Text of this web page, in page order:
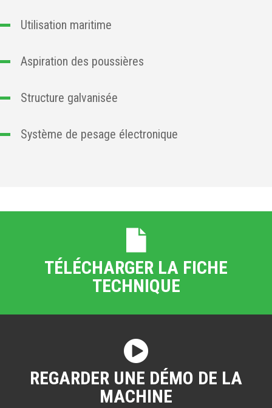
Utilisation maritime
Aspiration des poussières
Structure galvanisée
Système de pesage électronique
TÉLÉCHARGER LA FICHE
TECHNIQUE
REGARDER UNE DÉMO DE LA
MACHINE